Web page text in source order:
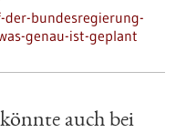
bundesregierung-
genau-ist-geplant
auch bei